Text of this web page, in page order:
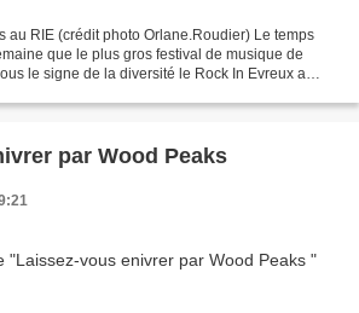
au RIE (crédit photo Orlane.Roudier) Le temps
que le plus gros festival de musique de
le signe de la diversité le Rock In Evreux a
par Wood Peaks